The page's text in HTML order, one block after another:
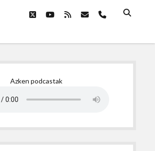
twitteryoutube
rss emailphone
Azken podcastak